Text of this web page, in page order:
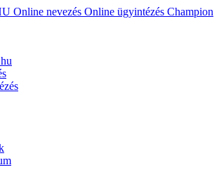
Online nevezés Online ügyintézés Champion